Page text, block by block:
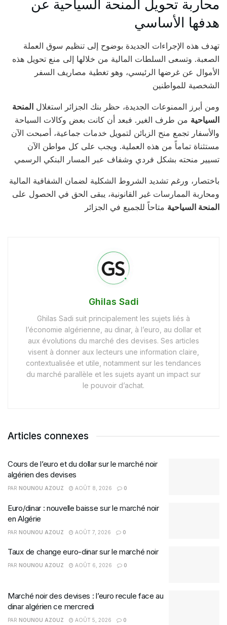
محاربة تحويل المنحة السياحية عن
هدفها الأساسي
تهدف هذه الإجراءات الجديدة بوضوح إلى تنظيم سوق العملة
الصعبة. وتسعى السلطات المالية من خلالها إلى منع تحويل هذه
الأموال عن غرضها الرئيسي، وهو تغطية مصاريف السفر
الشخصية للمواطنين
ومن أبرز الممنوعات الجديدة، حظر بنك الجزائر استغلال المنحة
السياحية من طرف الغير. فبعد أن كانت بعض وكالات السياحة
والأسفار تجمع منح الزبائن لتمويل خدمات جماعية، أصبحت الآن
مستثناة تماماً من هذه العملية. ويجب على كل مواطن الآن
تسيير منحته بشكل فردي وشفاف عبر المسار البنكي الرسمي
باختصار، ورغم تشديد الشروط الشكلية لضمان الشفافية المالية
ومحاربة الممارسات غير القانونية، يبقى الحق في الحصول على
المنحة السياحية متاحاً للجميع في الجزائر
Ghilas Sadi
Ghilas Sadi suit principalement les sujets liés à
l’économie algérienne, au dinar, à l’euro, au dollar et
aux évolutions du marché des devises. Ses articles
visent à donner aux lecteurs une information claire,
contextualisée et utile, notamment sur les tendances
du marché parallèle et les sujets ayant un impact sur
le pouvoir d’achat.
Articles connexes
Cours de l’euro et du dollar sur le marché noir
algérien des devises
PAR NOUNOU AZOUZ AOÛT 8, 2026 0
Euro/dinar : nouvelle baisse sur le marché noir
en Algérie
PAR NOUNOU AZOUZ AOÛT 7, 2026 0
Taux de change euro-dinar sur le marché noir
PAR NOUNOU AZOUZ AOÛT 6, 2026 0
Marché noir des devises : l’euro recule face au
dinar algérien ce mercredi
PAR NOUNOU AZOUZ AOÛT 5, 2026 0